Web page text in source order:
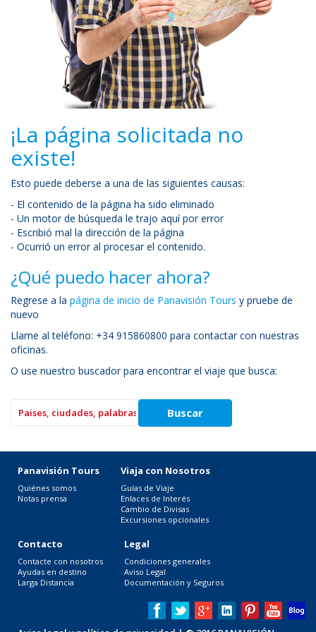
¡La página solicitada no
existe!
Esto puede deberse a una de las siguientes causas:
- El contenido de la página ha sido eliminado
- Un motor de búsqueda le trajo aquí por error
- Escribió mal la dirección de la página
- Ocurrió un error al procesar el contenido.
¿Qué puedo hacer ahora?
Regrese a la página de inicio de Panavisión Tours y pruebe de
nuevo
Llame al teléfono: +34 915860800 para contactar con nuestras
oficinas.
O use nuestro buscador para encontrar el viaje que busca:
Panavisión Tours
Quiénes somos
Notas prensa
Viaja con Nosotros
Guías de Viaje
Enlaces de Interés
Cambio de Divisas
Excursiones opcionales
Contacto
Contacte con nosotros
Ayudas en destino
Larga Distancia
Legal
Condiciones generales
Aviso Legal
Documentación y Seguros